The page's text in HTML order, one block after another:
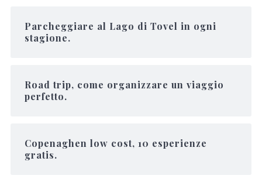
Parcheggiare al Lago di Tovel in ogni
stagione.
Road trip, come organizzare un viaggio
perfetto.
Copenaghen low cost, 10 esperienze
gratis.